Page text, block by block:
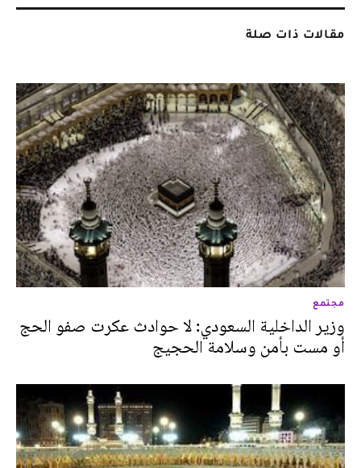
مقالات ذات صلة
مجتمع
وزير الداخلية السعودي: لا حوادث عكرت صفو الحج
أو مست بأمن وسلامة الحجيج